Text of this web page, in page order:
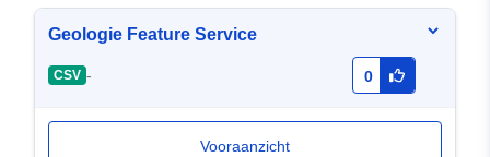
Geologie Feature Service
CSV - 0
Vooraanzicht